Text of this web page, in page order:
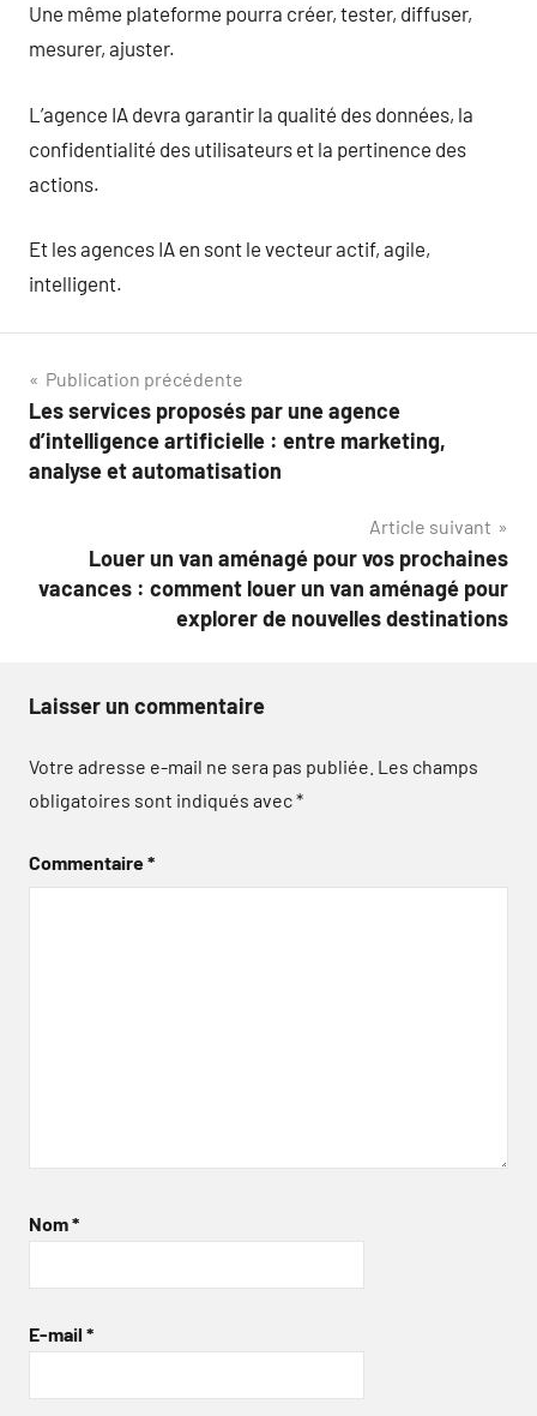
Une même plateforme pourra créer, tester, diffuser,
mesurer, ajuster.
L’agence IA devra garantir la qualité des données, la
confidentialité des utilisateurs et la pertinence des
actions.
Et les agences IA en sont le vecteur actif, agile,
intelligent.
Navigation
de
l’article
Publication précédente
Les services proposés par une agence
d’intelligence artificielle : entre marketing,
analyse et automatisation
Article suivant
Louer un van aménagé pour vos prochaines
vacances : comment louer un van aménagé pour
explorer de nouvelles destinations
Laisser un commentaire
Votre adresse e-mail ne sera pas publiée. Les champs
obligatoires sont indiqués avec*
Commentaire*
Nom*
E-mail *